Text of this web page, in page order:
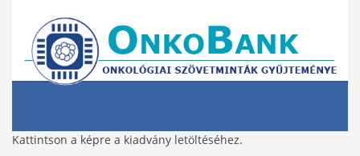
Kattintson a képre a kiadvány letöltéséhez.